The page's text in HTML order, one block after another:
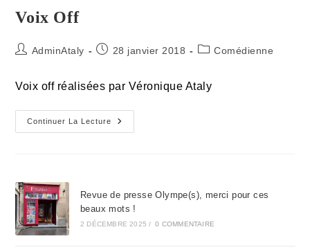
Voix Off
Auteur/autrice
publication :
AdminAtaly
Publication
28 janvier 2018
PostComédienne
Voix off réalisées par Véronique Ataly
Continuer La Lecture
Voix
Off
Revue de presse Olympe(s), merci pour ces
beaux mots !
2 DÉCEMBRE 2025 / 0 COMMENTAIRE